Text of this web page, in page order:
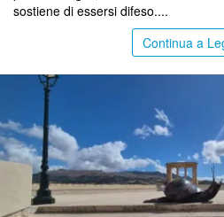
sostiene di essersi difeso....
Continua a